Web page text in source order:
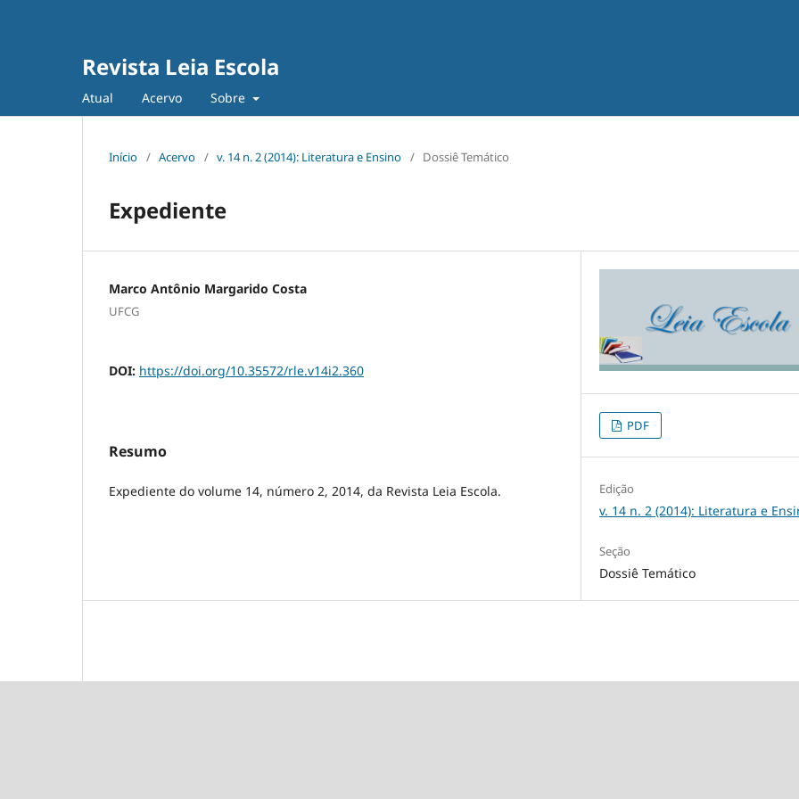
Revista Leia Escola
Atual Acervo Sobre
Início / Acervo / v. 14 n. 2 (2014): Literatura e Ensino / Dossiê Temático
Expediente
Marco Antônio Margarido Costa
UFCG
DOI: https://doi.org/10.35572/rle.v14i2.360
Resumo
Expediente do volume 14, número 2, 2014, da Revista Leia Escola.
PDF
Edição
v. 14 n. 2 (2014): Literatura e
Seção
Dossiê Temático